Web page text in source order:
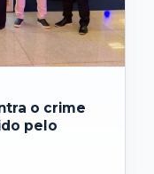
o crime
pelo